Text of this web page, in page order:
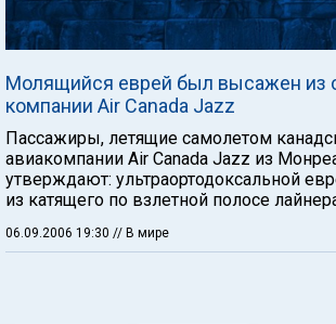
Молящийся еврей был высажен из
компании Air Canada Jazz
Пассажиры, летящие самолетом
авиакомпании Air Canada Jazz из
утверждают: ультраортодоксальной
из катящего по взлетной полосе
06.09.2006 19:30 // В мире